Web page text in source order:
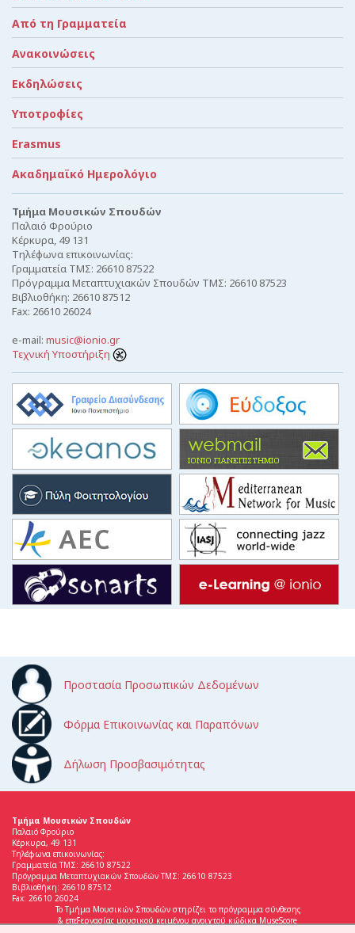
Από τη Γραμματεία
Ανακοινώσεις
Εκδηλώσεις
Υποτροφίες
Erasmus
Ακαδημαϊκό Ημερολόγιο
Τμήμα Μουσικών Σπουδών
Παλαιό Φρούριο
Κέρκυρα, 49 131
Τηλέφωνα επικοινωνίας:
Γραμματεία ΤΜΣ: 26610 87522
Πρόγραμμα Μεταπτυχιακών Σπουδών ΤΜΣ: 26610 87523
Βιβλιοθήκη: 26610 87512
Fax: 26610 26024
e-mail: music@ionio.gr
Τεχνική Υποστήριξη
Προστασία Προσωπικών Δεδομένων
Φόρμα Επικοινωνίας και Παραπόνων
Δήλωση Προσβασιμότητας
Τμήμα Μουσικών Σπουδών
Παλαιό Φρούριο
Κέρκυρα, 49 131
Τηλέφωνα επικοινωνίας:
Γραμματεία ΤΜΣ: 26610 87522
Πρόγραμμα Μεταπτυχιακών Σπουδών ΤΜΣ: 26610 87523
Βιβλιοθήκη: 26610 87512
Fax: 26610 26024
Το Τμήμα Μουσικών Σπουδών στηρίζει το πρόγραμμα σύνθεσης
& επεξεργασίας μουσικού κειμένου ανοιχτού κώδικα MuseScore